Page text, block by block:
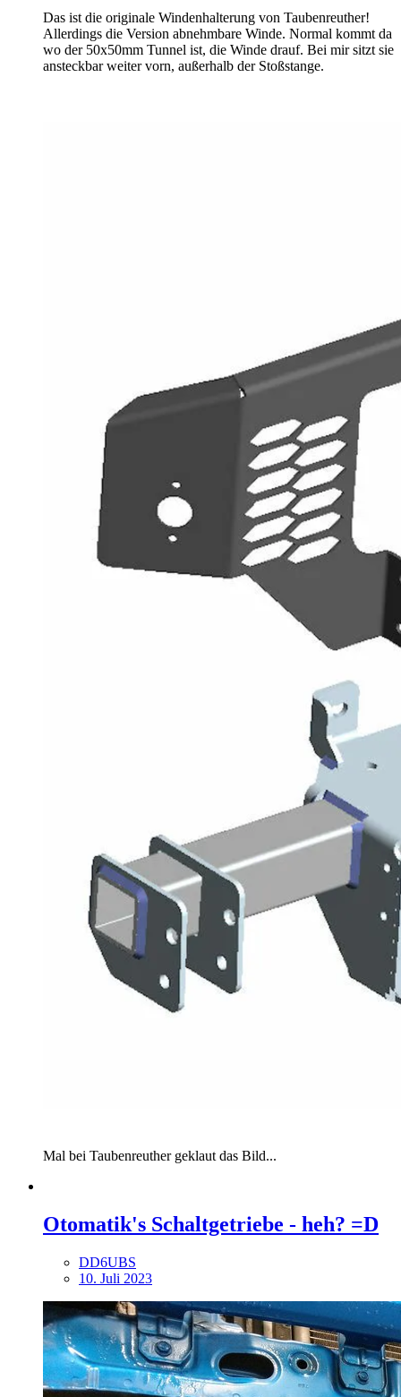
Das ist die originale Windenhalterung von Taubenreuther!
Allerdings die Version abnehmbare Winde. Normal kommt da
wo der 50x50mm Tunnel ist, die Winde drauf. Bei mir sitzt sie
ansteckbar weiter vorn, außerhalb der Stoßstange.
Mal bei Taubenreuther geklaut das Bild...
Otomatik's Schaltgetriebe - heh? =D
DD6UBS
10. Juli 2023